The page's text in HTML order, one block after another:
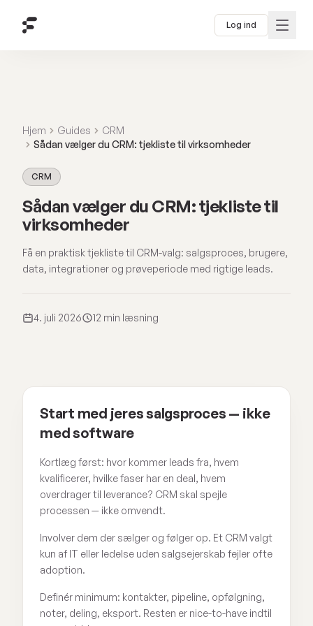
Hjem Guides
CRM
Sådan vælger du CRM: tjekliste til virksomheder
CRM
Sådan vælger du CRM: tjekliste til
virksomheder
Få en praktisk tjekliste til CRM-valg: salgsproces, brugere,
data, integrationer og prøveperiode med rigtige leads.
4. juli 2026 12 min læsning
Start med jeres salgsproces — ikke
med software
Kortlæg først: hvor kommer leads fra, hvem
kvalificerer, hvilke faser har en deal, hvem
overdrager til leverance? CRM skal spejle
processen — ikke omvendt.
Involver dem der sælger og følger op. Et CRM valgt
kun af IT eller ledelse uden salgsejerskab fejler ofte
adoption.
Definér minimum: kontakter, pipeline, opfølgning,
noter, deling, eksport. Resten er nice-to-have indtil
Log ind